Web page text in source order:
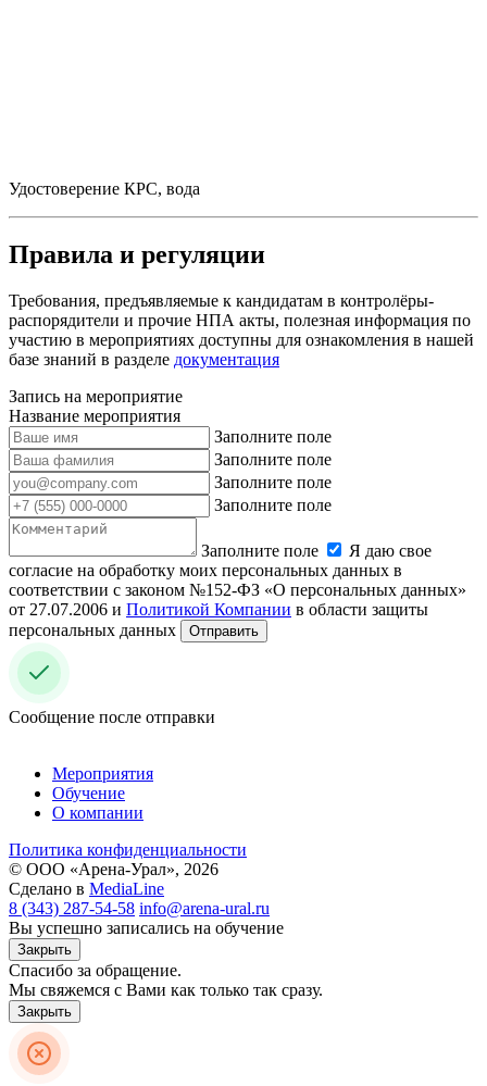
Удостоверение КРС, вода
Правила и регуляции
Требования, предъявляемые к кандидатам в контролёры-
распорядители и прочие НПА акты, полезная информация по
участию в мероприятиях доступны для ознакомления в нашей
базе знаний в разделе документация
Запись на мероприятие
Название мероприятия
Заполните поле
Заполните поле
Заполните поле
Заполните поле
Заполните поле
Я даю свое
согласие на обработку моих персональных данных в
соответствии с законом №152-ФЗ «О персональных данных»
от 27.07.2006 и Политикой Компании в области защиты
персональных данных
Отправить
Сообщение после отправки
Мероприятия
Обучение
О компании
Политика конфиденциальности
© ООО «Арена-Урал», 2026
Сделано в MediaLine
8 (343) 287-54-58 info@arena-ural.ru
Вы успешно записались на обучение
Закрыть
Спасибо за обращение.
Мы свяжемся с Вами как только так сразу.
Закрыть